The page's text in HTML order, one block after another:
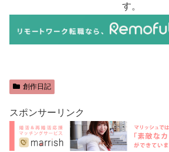
す。
創作日記
スポンサーリンク